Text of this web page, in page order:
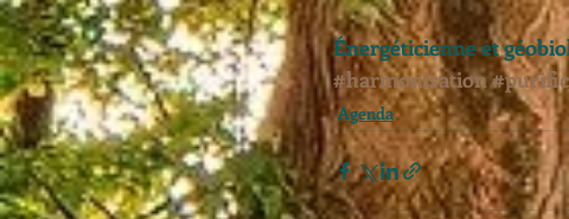
Énergéticienne et
#harmonisation
Agenda